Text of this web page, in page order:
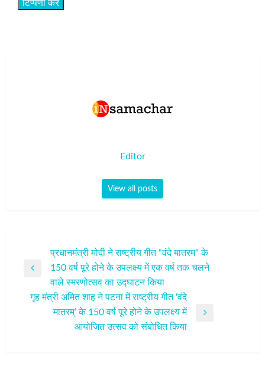
Editor
View all posts
नेविगेशन
प्रधानमंत्री मोदी ने राष्ट्रीय गीत “वंदे मातरम” के
150 वर्ष पूरे होने के उपलक्ष्य में एक वर्ष तक चलने
वाले स्मरणोत्सव का उद्घाटन किया
गृह मंत्री अमित शाह ने पटना में राष्ट्रीय गीत ‘वंदे
मातरम्’ के 150 वर्ष पूरे होने के उपलक्ष्य में
आयोजित उत्सव को संबोधित किया